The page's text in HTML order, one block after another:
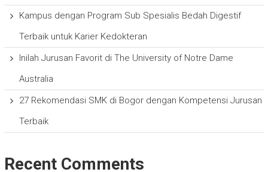
Kampus dengan Program Sub Spesialis Bedah Digestif
Terbaik untuk Karier Kedokteran
Inilah Jurusan Favorit di The University of Notre Dame
Australia
27 Rekomendasi SMK di Bogor dengan Kompetensi Jurusan
Terbaik
Recent Comments